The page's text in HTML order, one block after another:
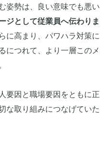
姿勢は、良い意味でも悪い
ジとして従業員へ伝わりま
に高まり、パワハラ対策に
につれて、より一層このメ
要因と職場要因をともに正
な取り組みにつなげていた